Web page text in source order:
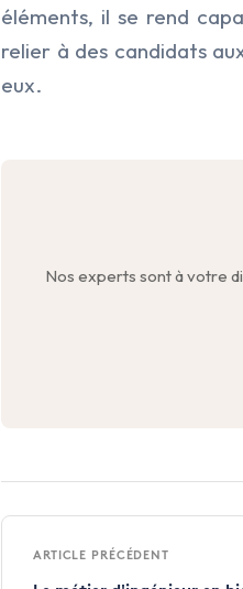
éléments, il se rend
relier à des candidats
eux.
Nos experts sont à votre
ARTICLE PRÉCÉDENT